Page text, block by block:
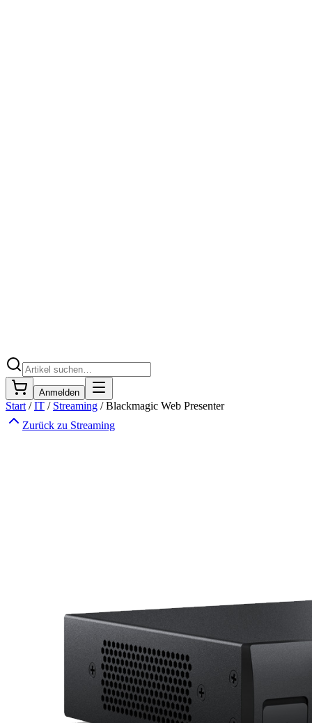
Anmelden
Start /IT / Streaming /Blackmagic Web Presenter
Zurück zu Streaming